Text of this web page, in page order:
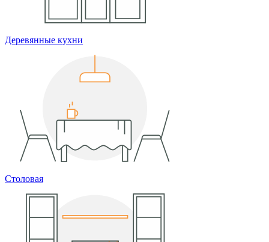
Деревянные кухни
Столовая